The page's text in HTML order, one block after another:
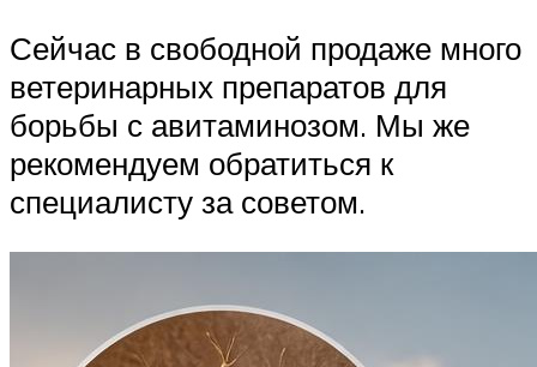
Сейчас в свободной продаже много
ветеринарных препаратов для
борьбы с авитаминозом. Мы же
рекомендуем обратиться к
специалисту за советом.